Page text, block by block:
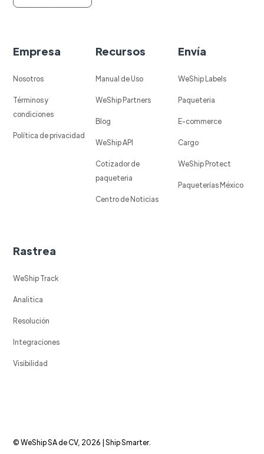
Empresa
Nosotros
Términos y
condiciones
Política de privacidad
Recursos
Manual de Uso
WeShip Partners
Blog
WeShip API
Cotizador de
paqueteria
Centro de Noticias
Envía
WeShip Labels
Paqueteria
E-commerce
Cargo
WeShip Protect
Paqueterías México
Rastrea
WeShip Track
Analitica
Resolución
Integraciones
Visibilidad
© WeShip SA de CV, 2026 | Ship Smarter.